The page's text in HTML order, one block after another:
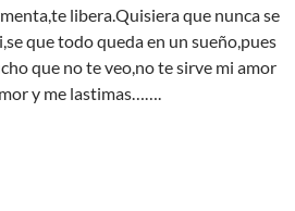
libera.Quisiera que nunca se
que todo queda en un sueño,pues
que no te veo,no te sirve mi amor
y me lastimas…….